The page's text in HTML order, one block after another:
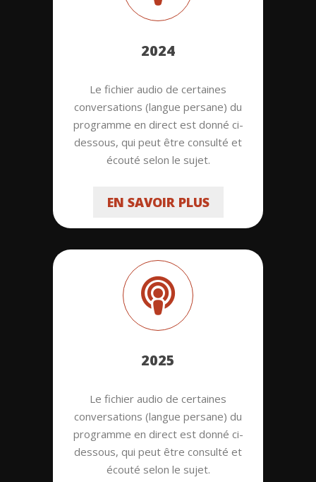
2024
Le fichier audio de certaines
conversations (langue persane) du
programme en direct est donné ci-
dessous, qui peut être consulté et
écouté selon le sujet.
EN SAVOIR PLUS
2025
Le fichier audio de certaines
conversations (langue persane) du
programme en direct est donné ci-
dessous, qui peut être consulté et
écouté selon le sujet.